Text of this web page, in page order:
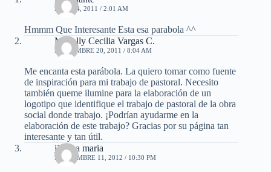
MAYO 4, 2011 / 2:01 AM
Hmmm Que Interesante Esta esa parabola ^^
Magally Cecilia Vargas C.
NOVIEMBRE 20, 2011 / 8:04 AM
Me encanta esta parábola. La quiero tomar como fuente
de inspiración para mi trabajo de pastoral. Necesito
también queme ilumine para la elaboración de un
logotipo que identifique el trabajo de pastoral de la obra
social donde trabajo. ¡Podrían ayudarme en la
elaboración de este trabajo? Gracias por su página tan
interesante y tan útil.
jimena maria
SEPTIEMBRE 11, 2012 / 10:30 PM